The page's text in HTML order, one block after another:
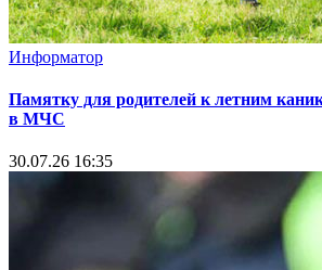
Информатор
Памятку для родителей к летним
в МЧС
30.07.26 16:35